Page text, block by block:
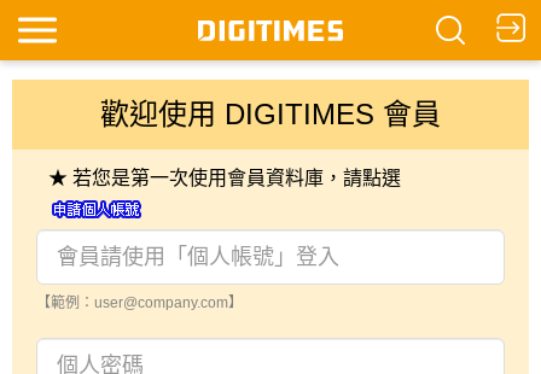
歡迎使用 DIGITIMES 會員
★ 若您是第一次使用會員資料庫，請點選
【範例：user@company.com】